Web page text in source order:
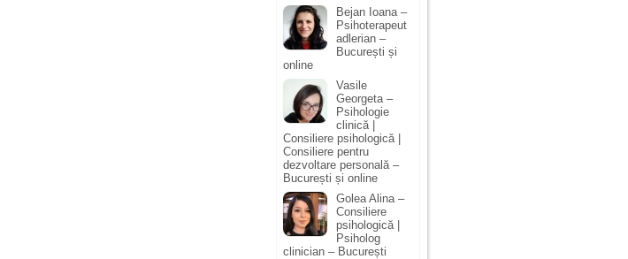
Bejan Ioana –
Psihoterapeut
adlerian –
București și
online
Vasile
Georgeta –
Psihologie
clinică |
Consiliere psihologică |
Consiliere pentru
dezvoltare personală –
București și online
Golea Alina –
Consiliere
psihologică |
Psiholog
clinician – București